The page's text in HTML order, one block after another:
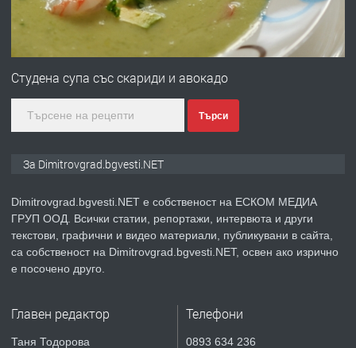
преди 11 месеца
Онлайн магазин за всички!
преди 2 месеца
ПРЕДЛАГА Къща в Странско
Студена супа със скариди и авокадо
Търси
За Dimitrovgrad.bgvesti.NET
Dimitrovgrad.bgvesti.NET е собственост на ЕСКОМ МЕДИА
ГРУП ООД. Всички статии, репортажи, интервюта и други
текстови, графични и видео материали, публикувани в сайта,
са собственост на Dimitrovgrad.bgvesti.NET, освен ако изрично
е посочено друго.
Главен редактор
Таня Тодорова
Телефони
0893 634 236